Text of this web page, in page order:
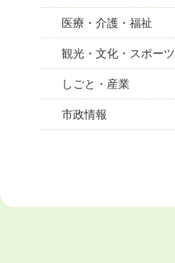
医療・介護・福祉
観光・文化・スポーツ
しごと・産業
市政情報